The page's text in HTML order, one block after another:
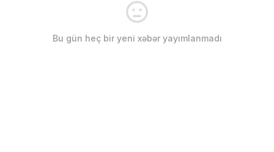
Bu gün heç bir yeni xəbər yayımlanmadı